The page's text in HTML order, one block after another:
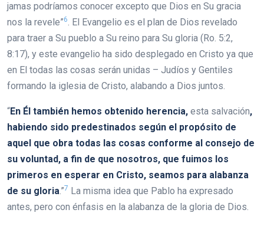
jamas podríamos conocer excepto que Dios en Su gracia
nos la revele”6. El Evangelio es el plan de Dios revelado
para traer a Su pueblo a Su reino para Su gloria (Ro. 5:2,
8:17), y este evangelio ha sido desplegado en Cristo ya que
en El todas las cosas serán unidas – Judíos y Gentiles
formando la iglesia de Cristo, alabando a Dios juntos.
“En Él también hemos obtenido herencia, esta salvación,
habiendo sido predestinados según el propósito de
aquel que obra todas las cosas conforme al consejo de
su voluntad, a fin de que nosotros, que fuimos los
primeros en esperar en Cristo, seamos para alabanza
de su gloria.”7 La misma idea que Pablo ha expresado
antes, pero con énfasis en la alabanza de la gloria de Dios.